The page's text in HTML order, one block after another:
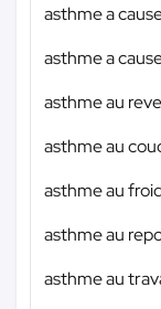
asthme a
asthme a
asthme au
asthme au
asthme au
asthme au
asthme au